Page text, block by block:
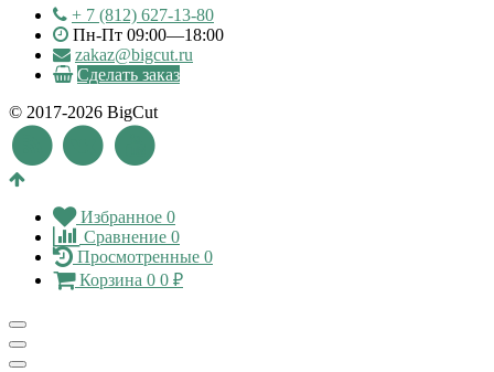
+ 7 (812) 627-13-80
Пн-Пт 09:00—18:00
zakaz@bigcut.ru
Сделать заказ
© 2017-2026 BigCut
Избранное 0
Сравнение 0
Просмотренные 0
Корзина 0 0 ₽